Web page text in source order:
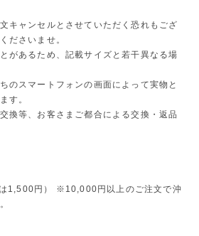
キャンセルとさせていただく恐れもござ
ださいませ。
があるため、記載サイズと若干異なる場
のスマートフォンの画面によって実物と
す。
換等、お客さまご都合による交換・返品
1,500円） ※10,000円以上のご注文で沖